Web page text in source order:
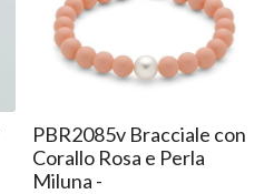
PBR2085v Bracciale con
Corallo Rosa e Perla
Miluna -